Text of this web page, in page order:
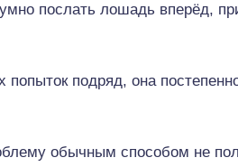
послать лошадь вперёд,
подряд, она
обычным способом не